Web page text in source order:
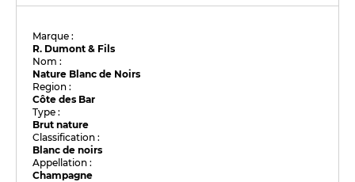
Marque :
R. Dumont & Fils
Nom :
Nature Blanc de Noirs
Region :
Côte des Bar
Type :
Brut nature
Classification :
Blanc de noirs
Appellation :
Champagne